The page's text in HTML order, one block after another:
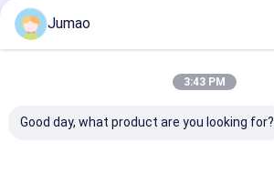
Wire Mesh Raumteiler
Jumao
3:43 PM
Good day, what product are you looking for?